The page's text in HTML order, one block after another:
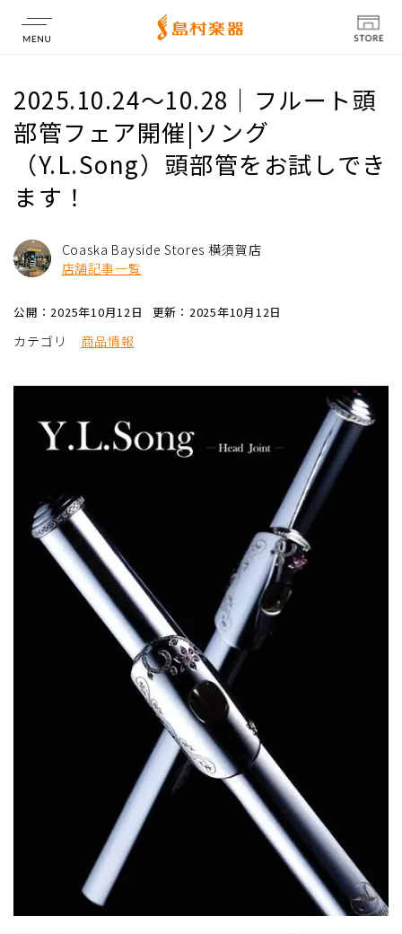
店舗情報
2025.10.24〜10.28｜フルート頭
部管フェア開催|ソング
（Y.L.Song）頭部管をお試しでき
ます！
Coaska Bayside Stores 横須賀店
店舗記事一覧
公開：2025年10月12日 更新：2025年10月12日
カテゴリ 商品情報